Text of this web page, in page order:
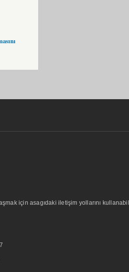
için asagıdaki iletişim yollarını